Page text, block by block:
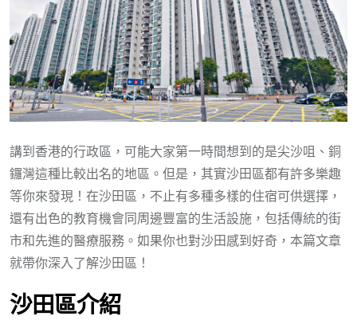
講到香港的行政區，可能大家第一時間想到的是尖沙咀、銅
鑼灣這種比較出名的地區。但是，其實沙田區都有許多樂趣
等你來發現！在沙田區，不止有多種多樣的住宿可供選擇，
還有出色的教育機會同周邊豐富的生活設施，包括傳統的街
市和先進的醫療服務。如果你也對沙田感到好奇，本篇文章
就帶你深入了解沙田區！
沙田區介紹